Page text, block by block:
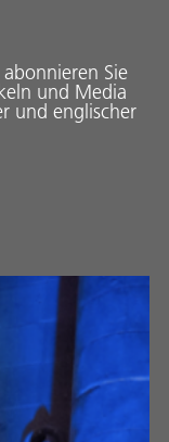
Sie
und Media
und englischer